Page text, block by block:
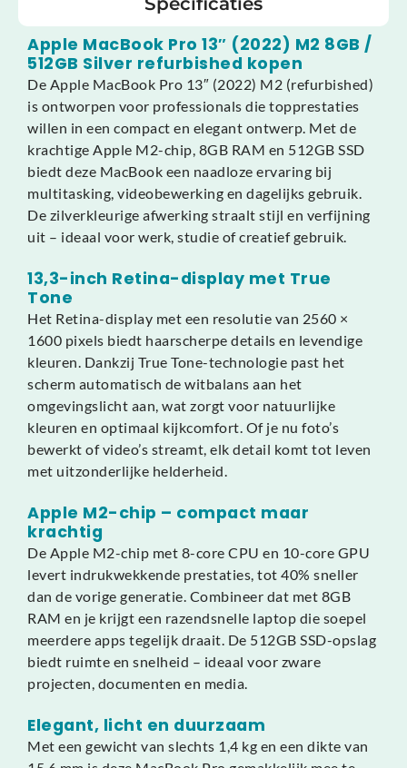
Apple MacBook Pro 13″ (2022) M2 8GB /
512GB Silver refurbished kopen
De Apple MacBook Pro 13″ (2022) M2 (refurbished)
is ontworpen voor professionals die topprestaties
willen in een compact en elegant ontwerp. Met de
krachtige Apple M2-chip, 8GB RAM en 512GB SSD
biedt deze MacBook een naadloze ervaring bij
multitasking, videobewerking en dagelijks gebruik.
De zilverkleurige afwerking straalt stijl en verfijning
uit – ideaal voor werk, studie of creatief gebruik.
13,3-inch Retina-display met True
Tone
Het Retina-display met een resolutie van 2560 ×
1600 pixels biedt haarscherpe details en levendige
kleuren. Dankzij True Tone-technologie past het
scherm automatisch de witbalans aan het
omgevingslicht aan, wat zorgt voor natuurlijke
kleuren en optimaal kijkcomfort. Of je nu foto’s
bewerkt of video’s streamt, elk detail komt tot leven
met uitzonderlijke helderheid.
Apple M2-chip – compact maar
krachtig
De Apple M2-chip met 8-core CPU en 10-core GPU
levert indrukwekkende prestaties, tot 40% sneller
dan de vorige generatie. Combineer dat met 8GB
RAM en je krijgt een razendsnelle laptop die soepel
meerdere apps tegelijk draait. De 512GB SSD-opslag
biedt ruimte en snelheid – ideaal voor zware
projecten, documenten en media.
Elegant, licht en duurzaam
Met een gewicht van slechts 1,4 kg en een dikte van